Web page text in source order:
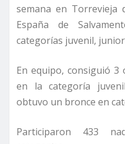
semana en Torrevieja
España de
categorías juvenil,
En equipo, consiguió 3
en la categoría
obtuvo un bronce en
Participaron 433